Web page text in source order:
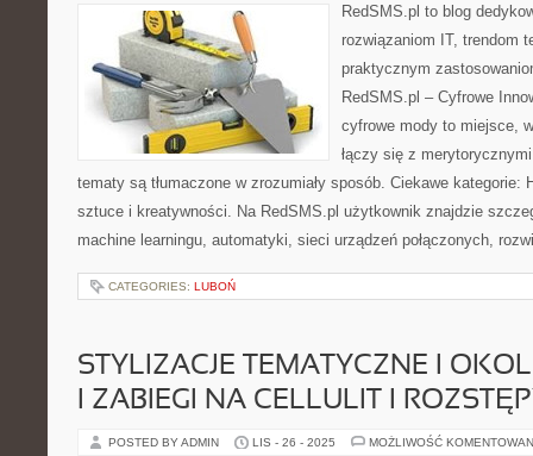
RedSMS.pl to blog
rozwiązaniom IT, trendom
praktycznym
RedSMS.pl – Cyfrowe
cyfrowe mody to miejsce,
łączy się z
tematy są tłumaczone w zrozumiały sposób. Ciekawe kategorie:
sztuce i kreatywności. Na RedSMS.pl użytkownik znajdzie
machine learningu, automatyki, sieci urządzeń połączonych,
CATEGORIES: LUBOŃ
STYLIZACJE TEMATYCZNE I
I ZABIEGI NA CELLULIT I
POSTED BY ADMIN LIS - 26 - 2025 MOŻLIWOŚĆ